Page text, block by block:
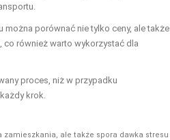
porównać nie tylko ceny, ale także
co również warto wykorzystać dla
proces, niż w przypadku
krok.
ale także spora dawka stresu